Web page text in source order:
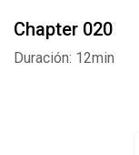
Chapter 020
Duración: 12min